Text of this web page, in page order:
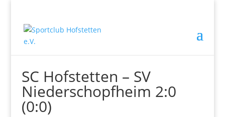
SC Hofstetten – SV
Niederschopfheim 2:0
(0:0)